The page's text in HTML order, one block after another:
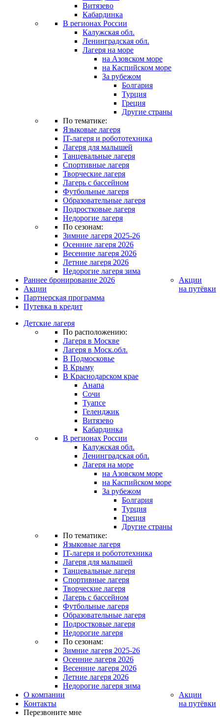
Витязево
Кабардинка
В регионах России
Калужская обл.
Ленинградская обл.
Лагеря на море
на Азовском море
на Каспийском море
За рубежом
Болгария
Турция
Греция
Другие страны
По тематике:
Языковые лагеря
IT-лагеря и робототехника
Лагеря для малышей
Танцевальные лагеря
Спортивные лагеря
Творческие лагеря
Лагерь с бассейном
Футбольные лагеря
Образовательные лагеря
Подростковые лагеря
Недорогие лагеря
По сезонам:
Зимние лагеря 2025-26
Осенние лагеря 2026
Весенние лагеря 2026
Летние лагеря 2026
Недорогие лагеря зима
Акции
на путёвки
Раннее бронирование 2026
Акции
Партнерская программа
Путевка в кредит
Детские лагеря
По расположению:
Лагеря в Москве
Лагеря в Моск.обл.
В Подмосковье
В Крыму
В Краснодарском крае
Анапа
Сочи
Туапсе
Геленджик
Витязево
Кабардинка
В регионах России
Калужская обл.
Ленинградская обл.
Лагеря на море
на Азовском море
на Каспийском море
За рубежом
Болгария
Турция
Греция
Другие страны
По тематике:
Языковые лагеря
IT-лагеря и робототехника
Лагеря для малышей
Танцевальные лагеря
Спортивные лагеря
Творческие лагеря
Лагерь с бассейном
Футбольные лагеря
Образовательные лагеря
Подростковые лагеря
Недорогие лагеря
По сезонам:
Зимние лагеря 2025-26
Осенние лагеря 2026
Весенние лагеря 2026
Летние лагеря 2026
Недорогие лагеря зима
Акции
на путёвки
О компании
Контакты
Перезвоните мне